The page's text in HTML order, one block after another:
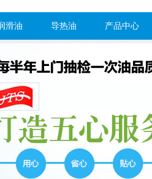
滑油 导热油 产品中心